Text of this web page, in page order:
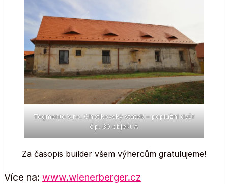
Tegmento s.r.o. Chotíkovský statek – poplužní dvůr
č.p. 30 objekt A
Za časopis builder všem výhercům gratulujeme!
Více na: www.wienerberger.cz